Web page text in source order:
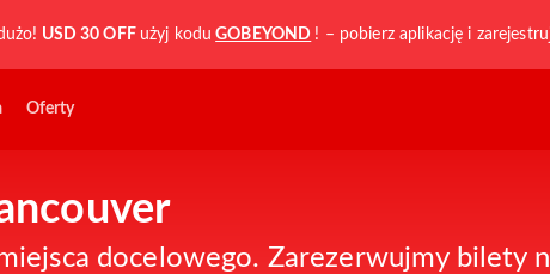
USD 30 OFF użyj kodu GOBEYOND ! – pobierz aplikację i
Oferty
docelowego. Zarezerwujmy bilety